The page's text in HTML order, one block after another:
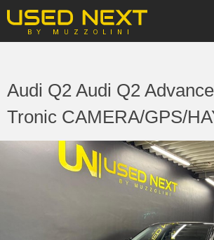
Audi Q2 Audi Q2
Tronic CAMERA/GPS/